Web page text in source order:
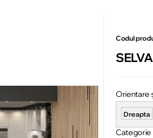
Codul
Orientare
Dreapta
Categorie